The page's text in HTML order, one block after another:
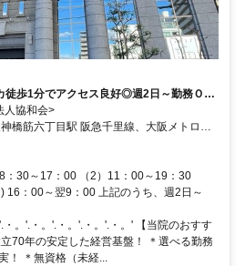
徒歩1分でアクセス良好◎週2日～勤務Ｏ
ら働けます！
人協和会>
急千里線、大阪メトロ谷
丁目駅」6番出口より徒歩1分 大阪環状線
：30～17：00 （2）11：00～19：30
16：00～翌9：00 上記のうち、週2日～
。'.・。'.・。'.・。'.・。' 【当院のおすす
70年の安定した経営基盤！ ＊選べる勤務
！ ＊無資格（未経...